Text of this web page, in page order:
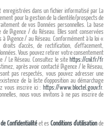
dans un fichier informatisé par La
pour la gestion de la clientèle/prospects de
de vos Données personnelles. La base
l'Agence / du Réseau. Elles sont conservées
l'Agence / au Réseau. Conformément à la loi «
d’accès, de rectification, d’effacement,
Vous pouvez retirer votre consentement
/ Le Réseau. Consultez le site https://cnil.fr/fr
après avoir contacté l'Agence / le Réseau,
pas respectés, vous pouvez adresser une
de la liste d'opposition au démarchage
vous inscrire ici : https://www.bloctel.gouv.fr.
nous vous invitons à ne pas inscrire de
Confidentialitéet esConditions d'utilisationde